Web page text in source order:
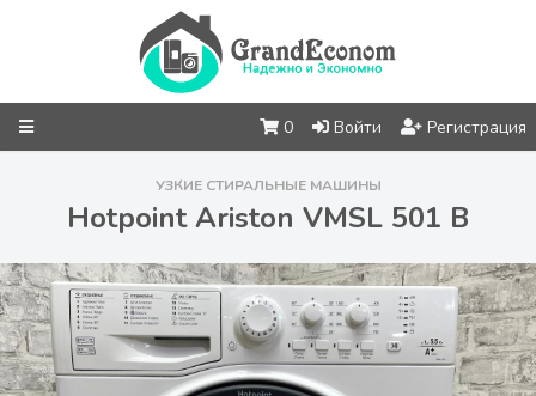
0 Войти Регистрация
УЗКИЕ СТИРАЛЬНЫЕ МАШИНЫ
Hotpoint Ariston VMSL 501 B